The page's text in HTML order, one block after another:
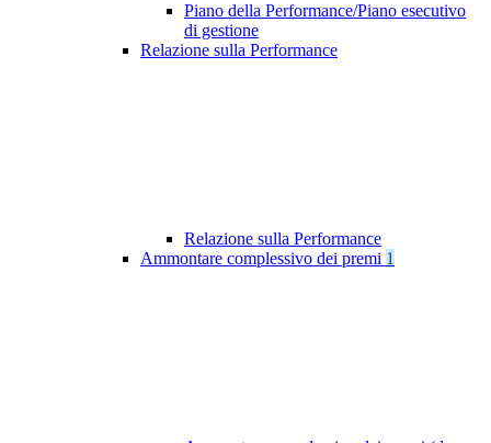
Piano della Performance/Piano esecutivo
di gestione
Relazione sulla Performance
Relazione sulla Performance
Ammontare complessivo dei premi 1